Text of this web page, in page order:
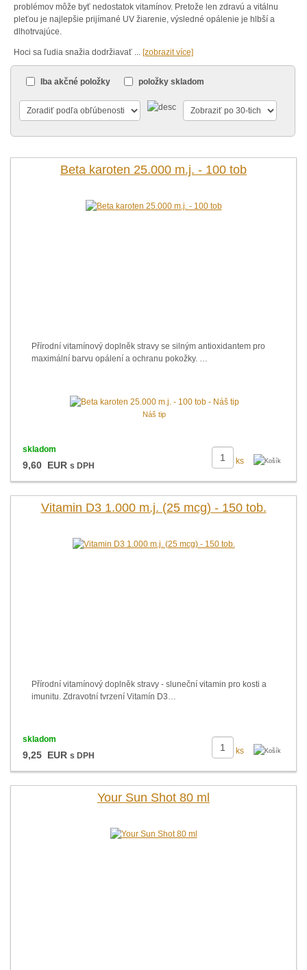
problémov môže byť nedostatok vitamínov. Pretože len zdravú a vitálnu
pleťou je najlepšie prijímané UV žiarenie, výsledné opálenie je hlbší a
dlhotrvajúce.
Hoci sa ľudia snažia dodržiavať ... [zobrazit více]
Iba akčné položky položky skladom
Beta karoten 25.000 m.j. - 100 tob
Náš tip
Přírodní vitamínový doplněk stravy se silným antioxidantem pro
maximální barvu opálení a ochranu pokožky. …
ks
skladom
9,60 EUR s DPH
Vitamin D3 1.000 m.j. (25 mcg) - 150 tob.
Přírodní vitamínový doplněk stravy - sluneční vitamin pro kosti a
imunitu. Zdravotní tvrzení Vitamín D3…
ks
skladom
9,25 EUR s DPH
Your Sun Shot 80 ml